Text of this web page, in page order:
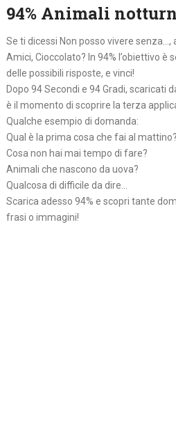
94% Animali
Se ti dicessi Non posso vivere
Amici, Cioccolato? In 94% l’obiettivo è
delle possibili risposte, e vinci!
Dopo 94 Secondi e 94 Gradi, scaricati
è il momento di scoprire la terza
Qualche esempio di domanda:
Qual è la prima cosa che fai al mattino?
Cosa non hai mai tempo di fare?
Animali che nascono da uova?
Qualcosa di difficile da dire…
Scarica adesso 94% e scopri tante
frasi o immagini!